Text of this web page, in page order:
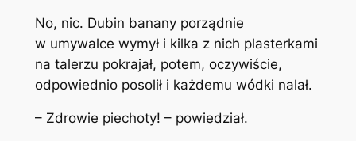
No, nic. Dubin banany porządnie
w umywalce wymył i kilka z nich plasterkami
na talerzu pokrajał, potem, oczywiście,
odpowiednio posolił i każdemu wódki nalał.
– Zdrowie piechoty! – powiedział.